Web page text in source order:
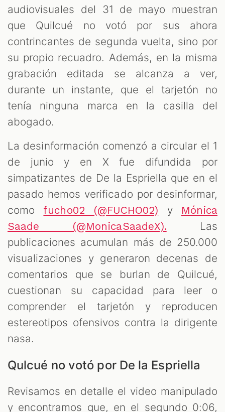
audiovisuales del 31 de mayo muestran
que Quilcué no votó por sus ahora
contrincantes de segunda vuelta, sino por
su propio recuadro. Además, en la misma
grabación editada se alcanza a ver,
durante un instante, que el tarjetón no
tenía ninguna marca en la casilla del
abogado.
La desinformación comenzó a circular el 1
de junio y en X fue difundida por
simpatizantes de De la Espriella que en el
pasado hemos verificado por desinformar,
como fucho02 (@FUCHO02) y
Mónica
Saade (@MonicaSaadeX). Las
publicaciones acumulan más de 250.000
visualizaciones y generaron decenas de
comentarios que se burlan de Quilcué,
cuestionan su capacidad para leer o
comprender el tarjetón y reproducen
estereotipos ofensivos contra la dirigente
nasa.
Qulcué no votó por De la Espriella
Revisamos en detalle el video manipulado
y encontramos que, en el segundo 0:06,